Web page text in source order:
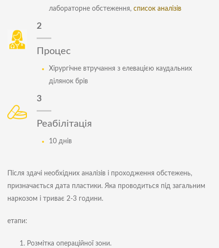
лабораторне обстеження, список аналізів
2
Процес
Хірургічне втручання з елевацією каудальних
ділянок брів
3
Реабілітація
10 днів
Після здачі необхідних аналізів і проходження обстежень,
призначається дата пластики. Яка проводиться під загальним
наркозом і триває 2-3 години.
етапи:
Розмітка операційної зони.